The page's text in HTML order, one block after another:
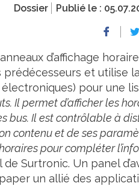
Dossier Publié le :
d’affichage
prédécesseurs et utilise
pour une
Il permet d’afficher les
bus. Il est contrôlable à
contenu et de ses
pour compléter
Surtronic. Un panel
un allié des